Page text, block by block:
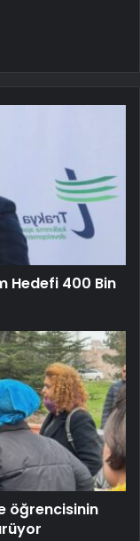
Hedefi 400 Bin
öğrencisinin